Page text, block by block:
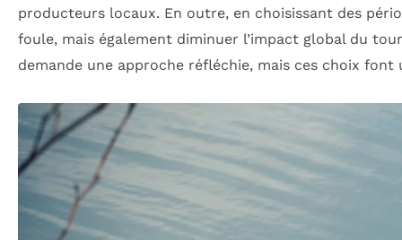
producteurs locaux. En outre, en choisissant des
foule, mais également diminuer l’impact global du
demande une approche réfléchie, mais ces choix